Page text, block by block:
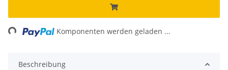
Komponenten werden geladen ...
Beschreibung